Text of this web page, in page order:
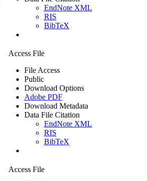
EndNote XML
RIS
BibTeX
Access File
File Access
Public
Download Options
Adobe PDF
Download Metadata
Data File Citation
EndNote XML
RIS
BibTeX
Access File